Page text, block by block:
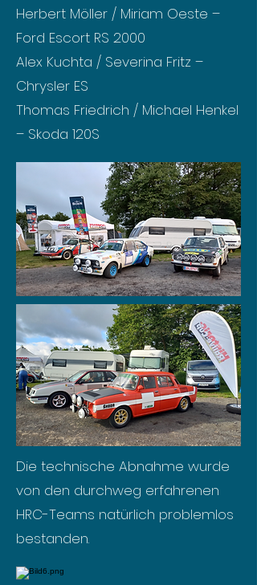
Herbert Möller / Miriam Oeste –
Ford Escort RS 2000
Alex Kuchta / Severina Fritz –
Chrysler ES
Thomas Friedrich / Michael Henkel
– Skoda 120S
Die technische Abnahme wurde
von den durchweg erfahrenen
HRC-Teams natürlich problemlos
bestanden.